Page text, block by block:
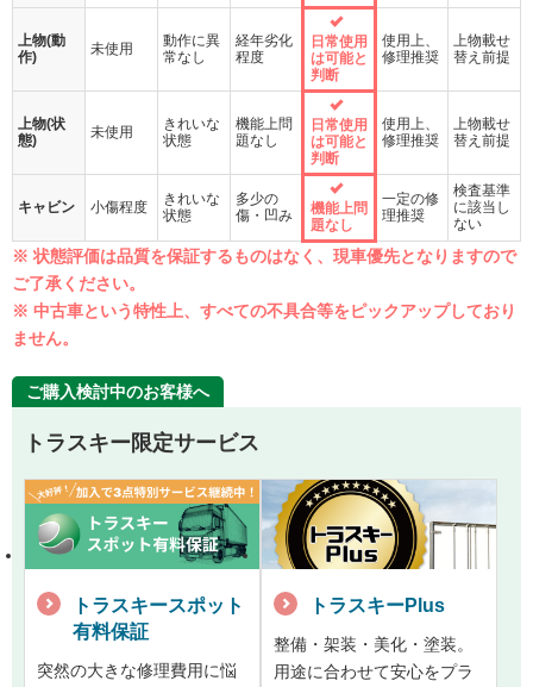
上物(動
作)
未使用
動作に異
常なし
経年劣化
程度
日常使用
は可能と
判断
使用上、
修理推奨
上物載せ
替え前提
上物(状
態)
未使用
きれいな
状態
機能上問
題なし
日常使用
は可能と
判断
使用上、
修理推奨
上物載せ
替え前提
キャビン 小傷程度
きれいな
状態
多少の
傷・凹み
機能上問
題なし
一定の修
理推奨
検査基準
に該当し
ない
※ 状態評価は品質を保証するものはなく、現車優先となりますので
ご了承ください。
※ 中古車という特性上、すべての不具合等をピックアップしており
ません。
ご購入検討中のお客様へ
トラスキー限定サービス
トラスキースポット
有料保証
突然の大きな修理費用に悩
トラスキーPlus
整備・架装・美化・塗装。
用途に合わせて安心をプラ